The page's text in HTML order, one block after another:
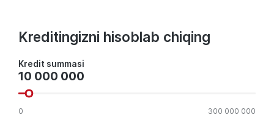
Kreditingizni hisoblab chiqing
Kredit summasi
Kredit
summasi
0 300 000 000